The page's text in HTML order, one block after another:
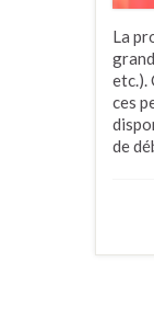
La
etc.).
ces
de